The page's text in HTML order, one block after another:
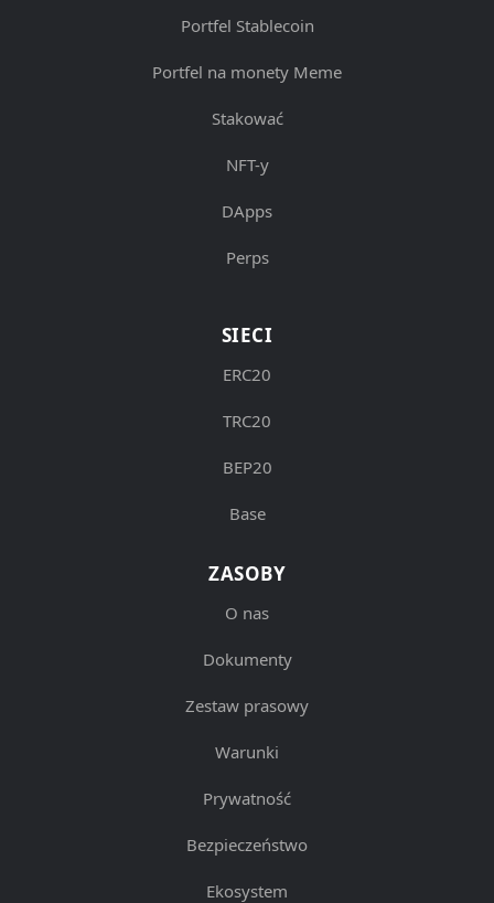
Portfel Stablecoin
Portfel na monety Meme
Stakować
NFT-y
DApps
Perps
SIECI
ERC20
TRC20
BEP20
Base
ZASOBY
O nas
Dokumenty
Zestaw prasowy
Warunki
Prywatność
Bezpieczeństwo
Ekosystem